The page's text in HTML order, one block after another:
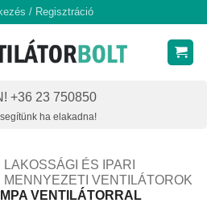
/ Regisztráció
+36 23 750850
ha elakadna!
ÉS IPARI
MENNYEZETI VENTILÁTOROK
VENTILÁTORRAL